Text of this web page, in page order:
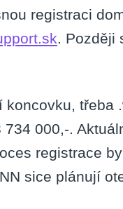
registraci
. Později
třeba
000,-.
registrace
sice plánují